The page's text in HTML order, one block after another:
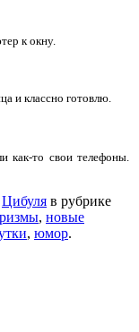
к окну.
и классно готовлю.
как-то свои телефоны.
Цибуля в рубрике
, новые
, юмор.